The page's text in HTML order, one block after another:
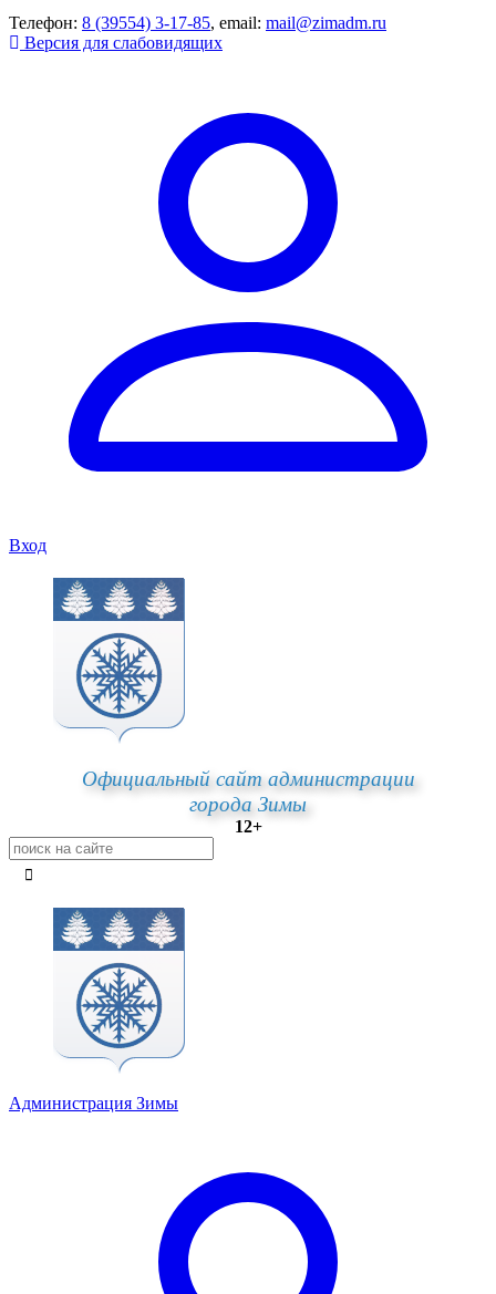
Телефон: 8 (39554) 3-17-85, email: mail@zimadm.ru
Версия для слабовидящих
Вход
Официальный сайт администрации
города Зимы
12+
Администрация Зимы